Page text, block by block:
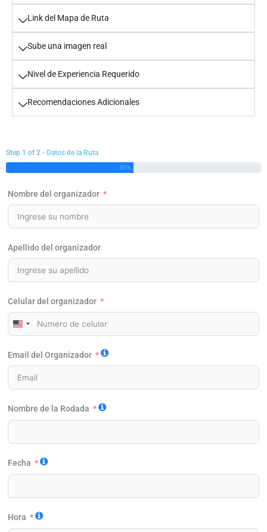
Link del Mapa de Ruta
Sube una imagen real
Nivel de Experiencia Requerido
Recomendaciones Adicionales
Step 1 of 2 - Datos de la Ruta
50%
Nombre del organizador
Apellido del organizador
Celular del organizador
United
+1
Email del Organizador
Nombre de la Rodada
Fecha
Hora